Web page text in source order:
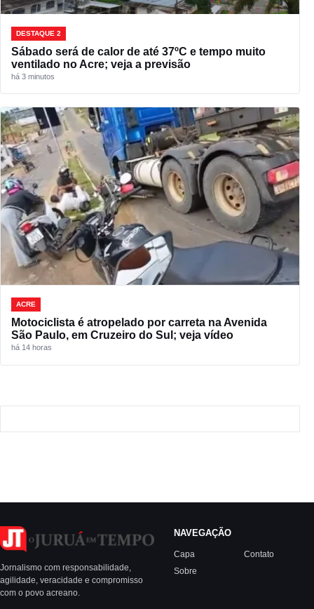
DESTAQUE 2
Sábado será de calor de até 37ºC e tempo muito
ventilado no Acre; veja a previsão
há 3 minutos
ACRE
Motociclista é atropelado por carreta na Avenida
São Paulo, em Cruzeiro do Sul; veja vídeo
há 14 horas
Jornalismo com responsabilidade,
agilidade, veracidade e compromisso
com o povo acreano.
NAVEGAÇÃO
Capa
Sobre
Contato